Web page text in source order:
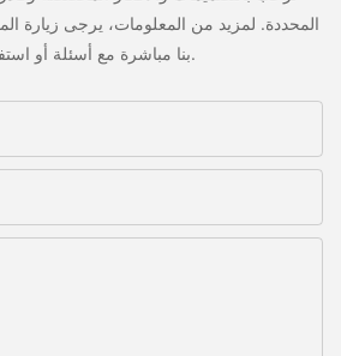
المحددة. لمزيد من المعلومات، يرجى زيارة
بنا مباشرة مع أسئلة أو استفسارات.